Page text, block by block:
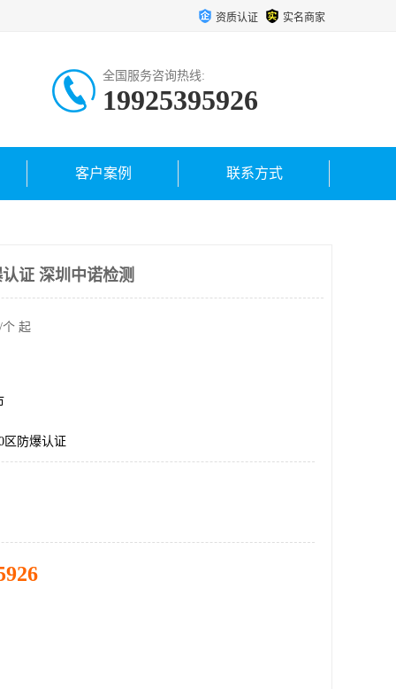
资质认证 实名商家
全国服务咨询热线:
19925395926
客户案例 联系方式
证 深圳中诺检测
起
区防爆认证